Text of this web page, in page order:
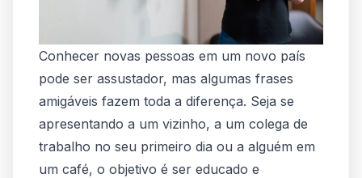
Conhecer novas pessoas em um novo país
pode ser assustador, mas algumas frases
amigáveis fazem toda a diferença. Seja se
apresentando a um vizinho, a um colega de
trabalho no seu primeiro dia ou a alguém em
um café, o objetivo é ser educado e